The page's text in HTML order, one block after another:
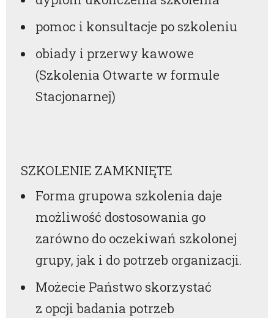
pomoc i konsultacje po szkoleniu
obiady i przerwy kawowe
(Szkolenia Otwarte w formule
Stacjonarnej)
SZKOLENIE ZAMKNIĘTE
Forma grupowa szkolenia daje
możliwość dostosowania go
zarówno do oczekiwań szkolonej
grupy, jak i do potrzeb organizacji.
Możecie Państwo skorzystać
z opcji badania potrzeb